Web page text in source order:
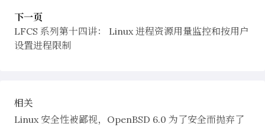
下一页
LFCS 系列第十四讲： Linux 进程资源用量监控和按用户
设置进程限制
相关
Linux 安全性被鄙视，OpenBSD 6.0 为了安全而抛弃了